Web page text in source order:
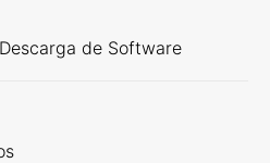
de Software